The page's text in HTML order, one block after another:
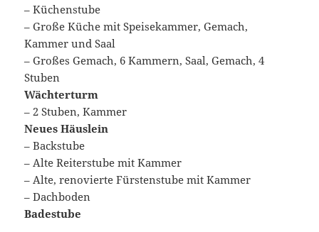
– Küchenstube
– Große Küche mit Speisekammer, Gemach,
Kammer und Saal
– Großes Gemach, 6 Kammern, Saal, Gemach, 4
Stuben
Wächterturm
– 2 Stuben, Kammer
Neues Häuslein
– Backstube
– Alte Reiterstube mit Kammer
– Alte, renovierte Fürstenstube mit Kammer
– Dachboden
Badestube